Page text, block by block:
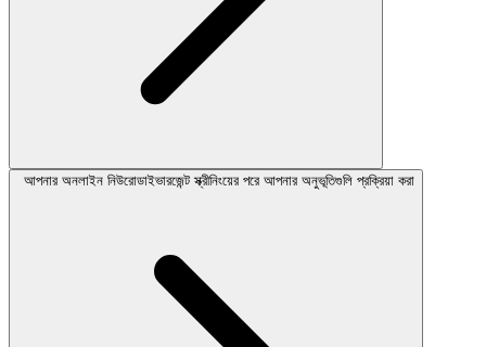
আপনার অনলাইন নিউরোডাইভারজেন্ট স্ক্রীনিংয়ের পরে আপনার অনুভূতিগুলি প্রক্রিয়া করা